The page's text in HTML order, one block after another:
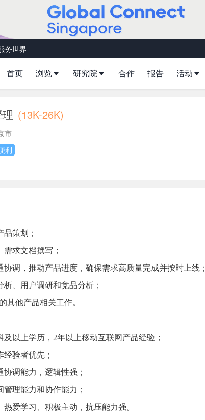
务世界
首页 浏览 研究院 合作 报告 活动
(13K-26K)
市
利
策划；
求文档撰写；
协调，推动产品进度，确保需求高质量完成并按时上线；
、用户调研和竞品分析；
其他产品相关工作。
及以上学历，2年以上移动互联网产品经验；
验者优先；
调能力，逻辑性强；
理能力和协作能力；
热爱学习、积极主动，抗压能力强。